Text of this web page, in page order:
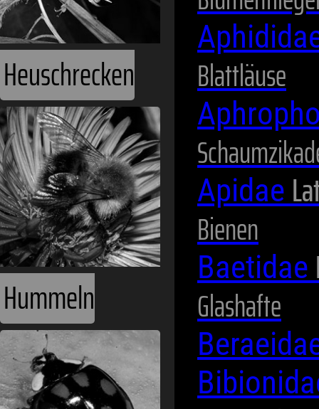
Heuschrecken
Hummeln
Blattläuse
Apidae
Bienen
Baetidae
Glashafte